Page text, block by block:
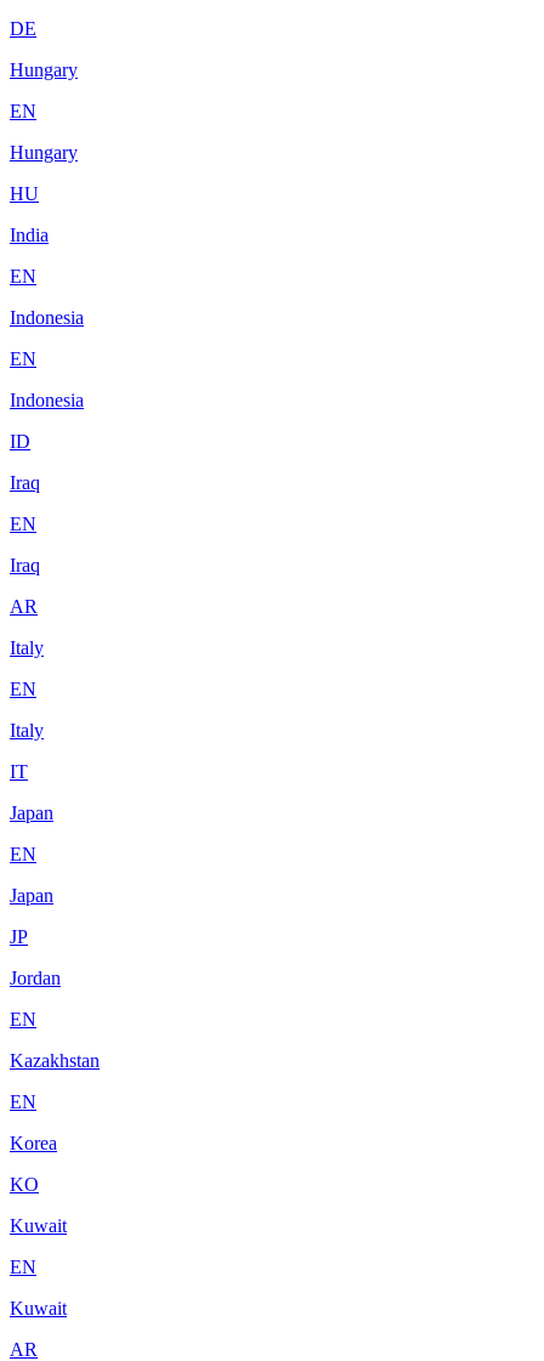
DE
Hungary
EN
Hungary
HU
India
EN
Indonesia
EN
Indonesia
ID
Iraq
EN
Iraq
AR
Italy
EN
Italy
IT
Japan
EN
Japan
JP
Jordan
EN
Kazakhstan
EN
Korea
KO
Kuwait
EN
Kuwait
AR